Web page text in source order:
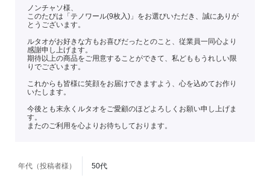
ノンチャソ様、
このたびは「テノワール(9枚入)」をお選びいただき、誠にありが
とうございます。
ルタオがお好きな方もお喜びだったとのこと、従業員一同心より
感謝申し上げます。
期待以上の商品をご用意することができて、私どももうれしい限
りでございます。
これからも皆様に笑顔をお届けできますよう、心を込めてお作り
いたします。
今後とも末永くルタオをご愛顧のほどよろしくお願い申し上げま
す。
またのご利用を心よりお待ちしております。
年代（投稿者様） 50代